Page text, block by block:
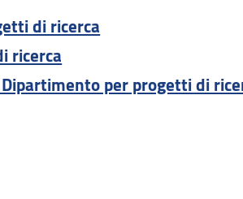
di ricerca
ricerca
per progetti di